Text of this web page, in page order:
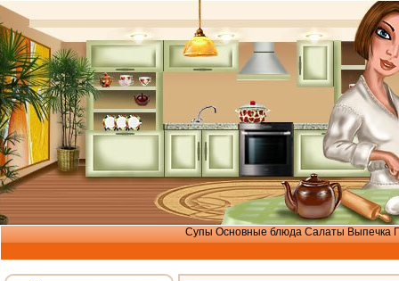
Супы Основные блюда Салаты Выпечка